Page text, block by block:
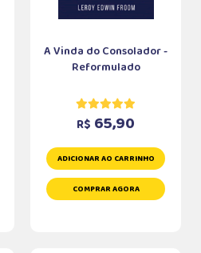
A Vinda do Consolador -
Reformulado
R$ 65,90
ADICIONAR AO CARRINHO
COMPRAR AGORA